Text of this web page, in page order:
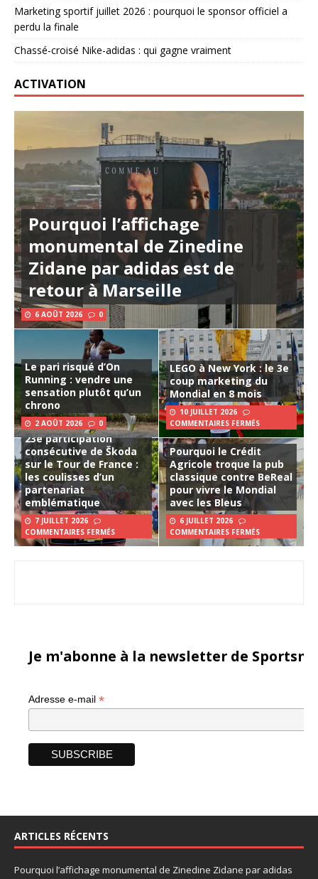
Marketing sportif juillet 2026 : pourquoi le sponsor officiel a
perdu la finale
Chassé-croisé Nike-adidas : qui gagne vraiment
ACTIVATION
Pourquoi l’affichage
monumental de Zinedine
Zidane par adidas est de
retour à Marseille
6 AOÛT 2026 0
Le pari risqué d’On
Running : vendre une
sensation plutôt qu’un
chrono
2 AOÛT 2026 0
LEGO à New York : le 3e
coup marketing du
Mondial en 8 mois
10 JUILLET 2026
COMMENTAIRES FERMÉS
23e participation
consécutive de Škoda
sur le Tour de France :
les coulisses d’un
partenariat
emblématique
7 JUILLET 2026
COMMENTAIRES FERMÉS
Pourquoi le Crédit
Agricole troque la pub
classique contre BeReal
pour vivre le Mondial
avec les Bleus
6 JUILLET 2026
COMMENTAIRES FERMÉS
Je m'abonne à la newsletter de
Adresse e-mail *
ARTICLES RÉCENTS
Pourquoi l’affichage monumental de Zinedine Zidane par adidas